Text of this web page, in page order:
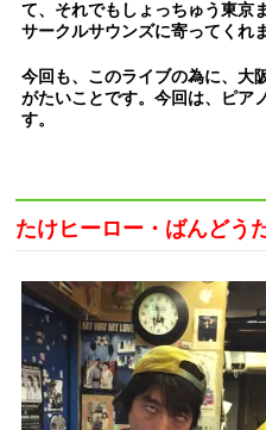
て、それでもしょっちゅう東京
サークルサウンズに寄ってくれ
今回も、このライブの為に、大
がたいことです。今回は、ピア
す。
たけヒーロー・ばんどう